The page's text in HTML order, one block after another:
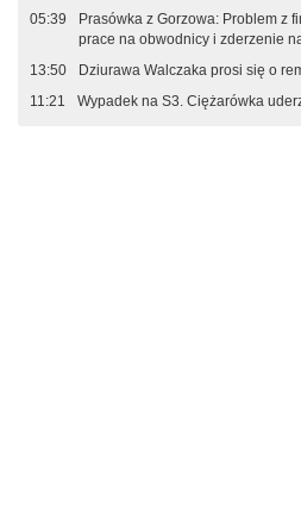
05:39
Prasówka z Gorzowa: Problem z
prace na obwodnicy i zderzenie
13:50
Dziurawa Walczaka prosi się o
11:21
Wypadek na S3. Ciężarówka